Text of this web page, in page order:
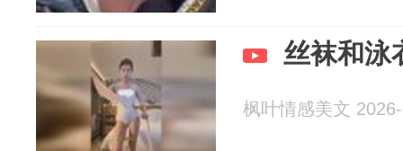
丝袜和泳
枫叶情感美文